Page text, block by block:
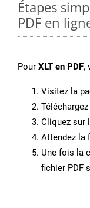
Étapes
PDF en
Pour XLT en PDF,
Visitez la
Cliquez sur
Attendez la
Une fois la
fichier PDF